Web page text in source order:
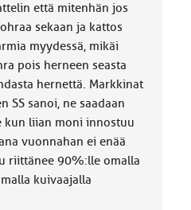
että mitenhän jos
sekaan ja kattos
myydessä, mikäi
pois herneen seasta
hernettä. Markkinat
SS sanoi, ne saadaan
kun liian moni innostuu
vuonnahan ei enää
riittänee 90%:lle omalla
kuivaajalla